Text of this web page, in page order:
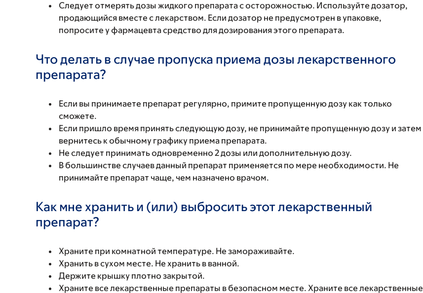
Следует отмерять дозы жидкого препарата с осторожностью. Используйте дозатор,
продающийся вместе с лекарством. Если дозатор не предусмотрен в упаковке,
попросите у фармацевта средство для дозирования этого препарата.
Что делать в случае пропуска приема дозы лекарственного
препарата?
Если вы принимаете препарат регулярно, примите пропущенную дозу как только
сможете.
Если пришло время принять следующую дозу, не принимайте пропущенную дозу и затем
вернитесь к обычному графику приема препарата.
Не следует принимать одновременно 2 дозы или дополнительную дозу.
В большинстве случаев данный препарат применяется по мере необходимости. Не
принимайте препарат чаще, чем назначено врачом.
Как мне хранить и (или) выбросить этот лекарственный
препарат?
Храните при комнатной температуре. Не замораживайте.
Хранить в сухом месте. Не хранить в ванной.
Держите крышку плотно закрытой.
Храните все лекарственные препараты в безопасном месте. Храните все лекарственные